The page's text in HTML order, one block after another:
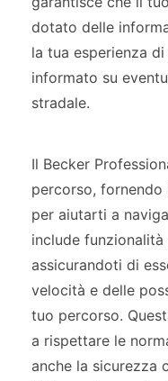
dotato delle
la tua esperienza
informato su
stradale.
Il Becker
percorso,
per aiutarti a
include
assicurandoti di
velocità e delle
tuo percorso.
a rispettare le
anche la sicurezza